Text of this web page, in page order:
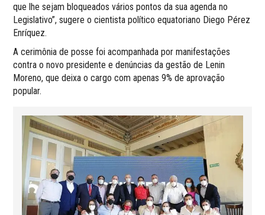
que lhe sejam bloqueados vários pontos da sua agenda no
Legislativo”, sugere o cientista político equatoriano Diego Pérez
Enríquez.
A cerimônia de posse foi acompanhada por manifestações
contra o novo presidente e denúncias da gestão de Lenin
Moreno, que deixa o cargo com apenas 9% de aprovação
popular.